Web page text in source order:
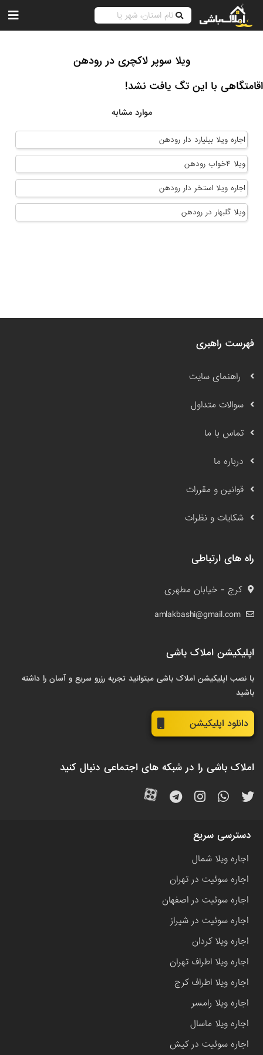
ویلا سوپر لاکچری در رودهن
اقامتگاهی با این تگ یافت نشد!
موارد مشابه
اجاره ویلا بیلیارد دار رودهن
ویلا ۴خواب رودهن
اجاره ویلا استخر دار رودهن
ویلا گلبهار در رودهن
فهرست راهبری
راهنمای سایت
سوالات متداول
تماس با ما
درباره ما
قوانین و مقررات
شکایات و نظرات
راه های ارتباطی
کرج - خیابان مطهری
amlakbashi@gmail.com
اپلیکیشن املاک باشی
با نصب اپلیکیشن املاک باشی میتوانید تجربه رزرو سریع و آسان را داشته
باشید
دانلود اپلیکیشن
املاک باشی را در شبکه های اجتماعی دنبال کنید
دسترسی سریع
اجاره ویلا شمال
اجاره سوئیت در تهران
اجاره سوئیت در اصفهان
اجاره سوئیت در شیراز
اجاره ویلا کردان
اجاره ویلا اطراف تهران
اجاره ویلا اطراف کرج
اجاره ویلا رامسر
اجاره ویلا ماسال
اجاره سوئیت در کیش